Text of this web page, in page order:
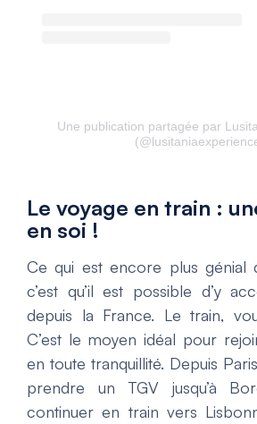
Une publication partagée par
Le voyage en train :
en soi !
Ce qui est encore plus génial
c’est qu’il est possible d’y
depuis la France. Le train,
C’est le moyen idéal pour
en toute tranquillité. Depuis
prendre un TGV jusqu’à
continuer en train vers